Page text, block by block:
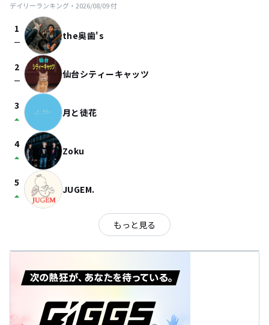
デイリーランキング・ 2026/08/09付
1
check_indeterminate_small the奥歯's
2
check_indeterminate_small 仙台シティーキャッツ
3
arrow_drop_up 月と徒花
4
arrow_drop_up Zoku
5
arrow_drop_up JUGEM.
もっと見る